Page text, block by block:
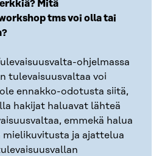
Mitä
tms voi olla tai
ohjelmassa
tulevaisuusvaltaa voi
ennakko-odotusta siitä,
hakijat haluavat lähteä
emmekä halua
mielikuvitusta ja ajattelua